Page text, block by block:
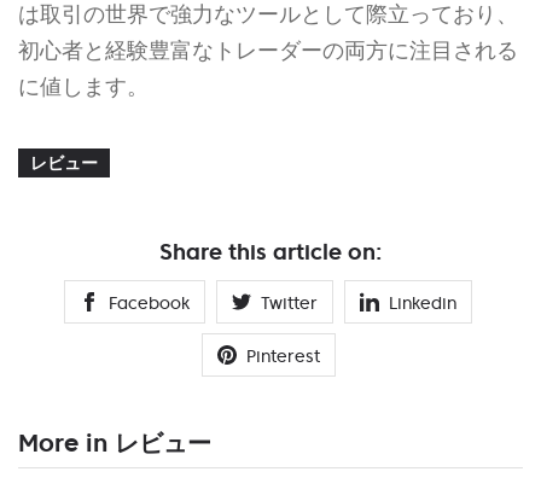
は取引の世界で強力なツールとして際立っており、
初心者と経験豊富なトレーダーの両方に注目される
に値します。
レビュー
Share this article on:
Facebook Twitter Linkedin
Pinterest
More in レビュー